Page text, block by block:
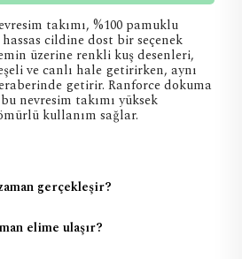
takımı, %100 pamuklu
cildine dost bir seçenek
üzerine renkli kuş desenleri,
ve canlı hale getirirken, aynı
getirir. Ranforce dokuma
nevresim takımı yüksek
kullanım sağlar.
gerçekleşir?
elime ulaşır?